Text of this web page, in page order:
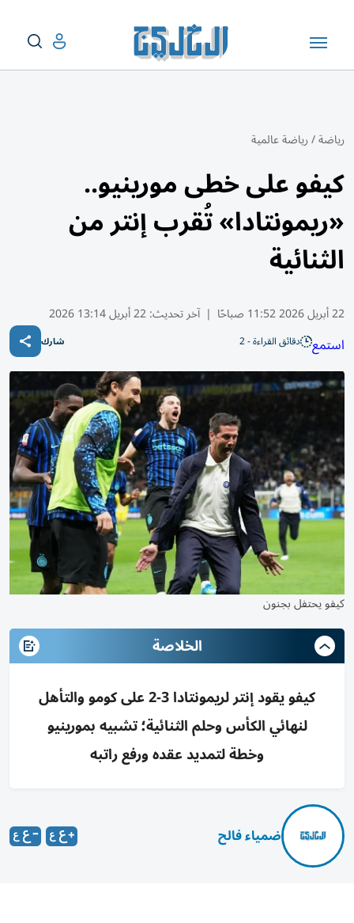
رياضة/رياضة عالمية
كيفو على خطى مورينيو..
«ريمونتادا» تُقرب إنتر من
الثنائية
22 أبريل 2026 11:52 صباحًا | آخر تحديث:22 أبريل 13:14 2026
استمع دقائق القراءة - 2 شارك
كيفو يحتفل بجنون
الخلاصة
كيفو يقود إنتر لريمونتادا 3-2 على كومو والتأهل
لنهائي الكأس وحلم الثنائية؛ تشبيه بمورينيو
وخطة لتمديد عقده ورفع راتبه
ضمياء فالح